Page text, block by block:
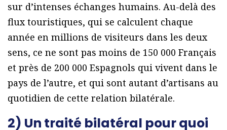
sur d’intenses échanges humains. Au-delà des
flux touristiques, qui se calculent chaque
année en millions de visiteurs dans les deux
sens, ce ne sont pas moins de 150 000 Français
et près de 200 000 Espagnols qui vivent dans le
pays de l’autre, et qui sont autant d’artisans au
quotidien de cette relation bilatérale.
2) Un traité bilatéral pour quoi